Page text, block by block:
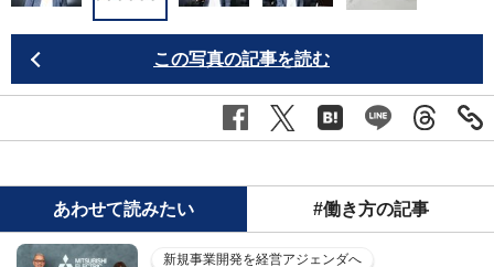
この写真の記事を読む
あわせて読みたい #働き方の記事
新規事業開発を経営アジェンダへ